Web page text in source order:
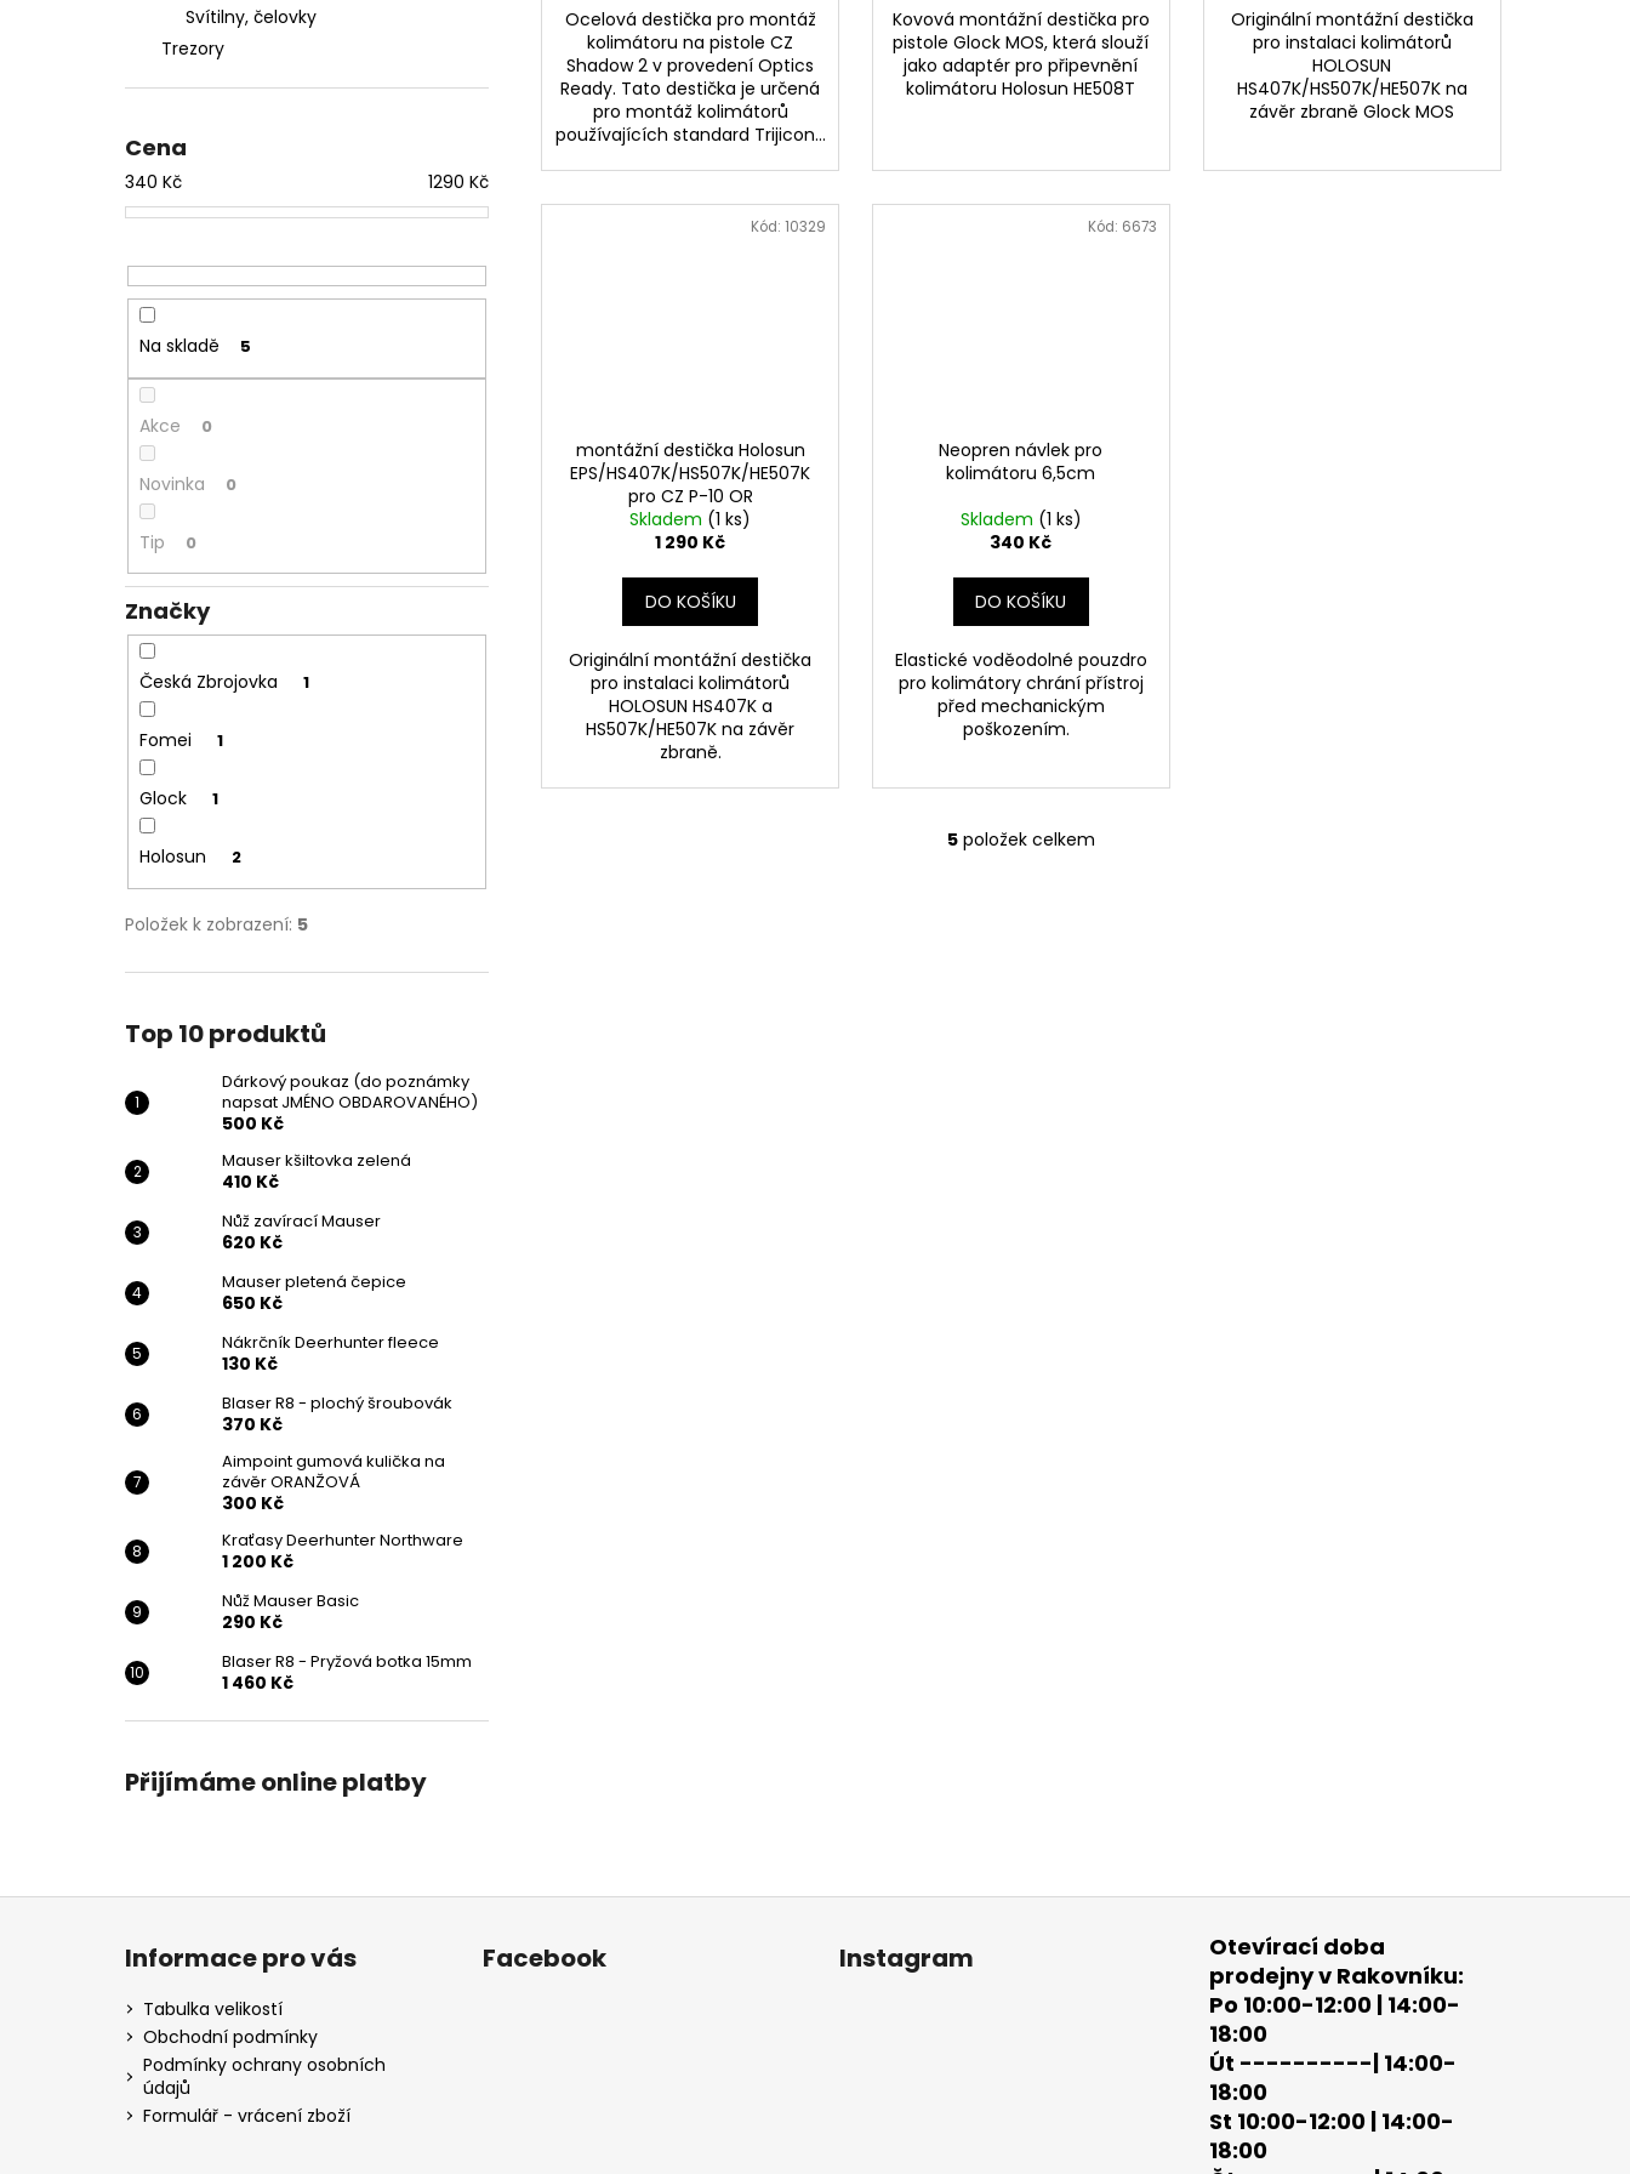
Svítilny, čelovky
Trezory
Cena
340 Kč 1290 Kč
Na skladě 5
Akce 0
Novinka 0
Tip 0
Značky
Česká Zbrojovka 1
Fomei 1
Glock 1
Holosun 2
Položek k zobrazení: 5
Top 10 produktů
Dárkový poukaz (do poznámky
napsat JMÉNO OBDAROVANÉHO)
500 Kč
Mauser kšiltovka zelená
410 Kč
Nůž zavírací Mauser
620 Kč
Mauser pletená čepice
650 Kč
Nákrčník Deerhunter fleece
130 Kč
Blaser R8 - plochý šroubovák
370 Kč
Aimpoint gumová kulička na
závěr ORANŽOVÁ
300 Kč
Kraťasy Deerhunter Northware
1 200 Kč
Nůž Mauser Basic
290 Kč
Blaser R8 - Pryžová botka 15mm
1 460 Kč
Přijímáme online platby
Ocelová destička pro montáž
kolimátoru na pistole CZ
Shadow 2 v provedení Optics
Ready. Tato destička je určená
pro montáž kolimátorů
používajících standard Trijicon...
Kovová montážní destička pro
pistole Glock MOS, která slouží
jako adaptér pro připevnění
kolimátoru Holosun HE508T
Originální montážní destička
pro instalaci kolimátorů
HOLOSUN
HS407K/HS507K/HE507K na
závěr zbraně Glock MOS
montážní destička Holosun
EPS/HS407K/HS507K/HE507K
pro CZ P-10 OR
Skladem (1 ks)
1 290 Kč
DO KOŠÍKU
Originální montážní destička
pro instalaci kolimátorů
HOLOSUN HS407K a
HS507K/HE507K na závěr
zbraně.
Kód:10329
Neopren návlek pro
kolimátoru 6,5cm
Skladem (1 ks)
340 Kč
DO KOŠÍKU
Elastické voděodolné pouzdro
pro kolimátory chrání přístroj
před mechanickým
poškozením.
Kód: 6673
O
5 položek celkem
Z
Informace pro vás
Tabulka velikostí
Obchodní podmínky
Podmínky ochrany osobních
údajů
Formulář - vrácení zboží
Facebook Instagram
Otevírací doba
prodejny v Rakovníku:
Po 10:00-12:00 | 14:00-
18:00
Út ----------| 14:00-
18:00
St 10:00-12:00 | 14:00-
18:00